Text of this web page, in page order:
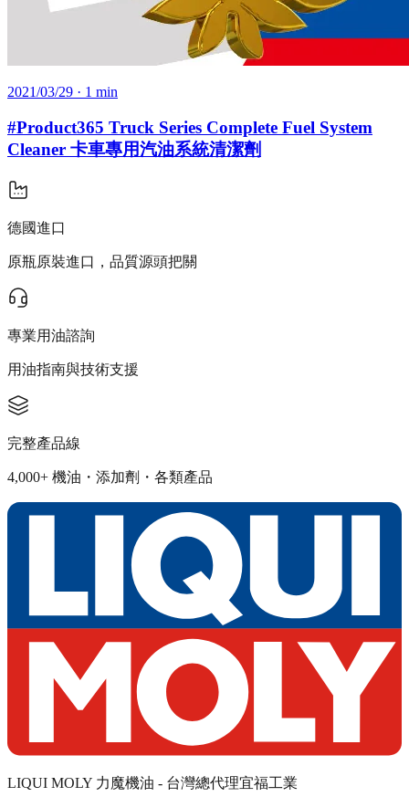
2021/03/29 · 1 min
#Product365 Truck Series Complete Fuel System
Cleaner 卡車專用汽油系統清潔劑
德國進口
原瓶原裝進口，品質源頭把關
專業用油諮詢
用油指南與技術支援
完整產品線
4,000+ 機油・添加劑・各類產品
LIQUI MOLY 力魔機油 - 台灣總代理宜福工業